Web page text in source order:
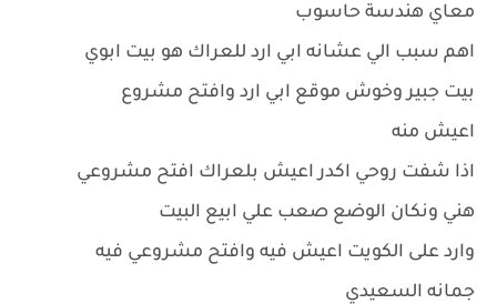
معاي هندسة حاسوب
اهم سبب الي عشانه ابي ارد للعراك هو بيت ابوي
بيت جبير وخوش موقع ابي ارد وافتح مشروع
اعيش منه
اذا شفت روحي اكدر اعيش بلعراك افتح مشروعي
هني ونكان الوضع صعب علي ابيع البيت
وارد على الكويت اعيش فيه وافتح مشروعي فيه
جمانه السعيدي